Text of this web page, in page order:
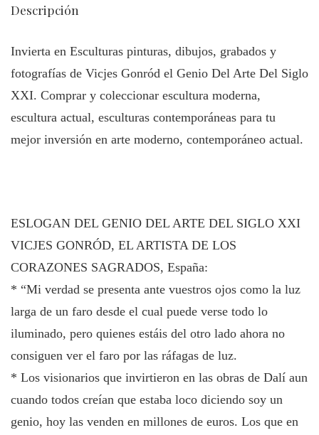
Descripción
Invierta en Esculturas pinturas, dibujos, grabados y
fotografías de Vicjes Gonród el Genio Del Arte Del Siglo
XXI. Comprar y coleccionar escultura moderna,
escultura actual, esculturas contemporáneas para tu
mejor inversión en arte moderno, contemporáneo actual.
ESLOGAN DEL GENIO DEL ARTE DEL SIGLO XXI
VICJES GONRÓD, EL ARTISTA DE LOS
CORAZONES SAGRADOS, España:
* “Mi verdad se presenta ante vuestros ojos como la luz
larga de un faro desde el cual puede verse todo lo
iluminado, pero quienes estáis del otro lado ahora no
consiguen ver el faro por las ráfagas de luz.
* Los visionarios que invirtieron en las obras de Dalí aun
cuando todos creían que estaba loco diciendo soy un
genio, hoy las venden en millones de euros. Los que en